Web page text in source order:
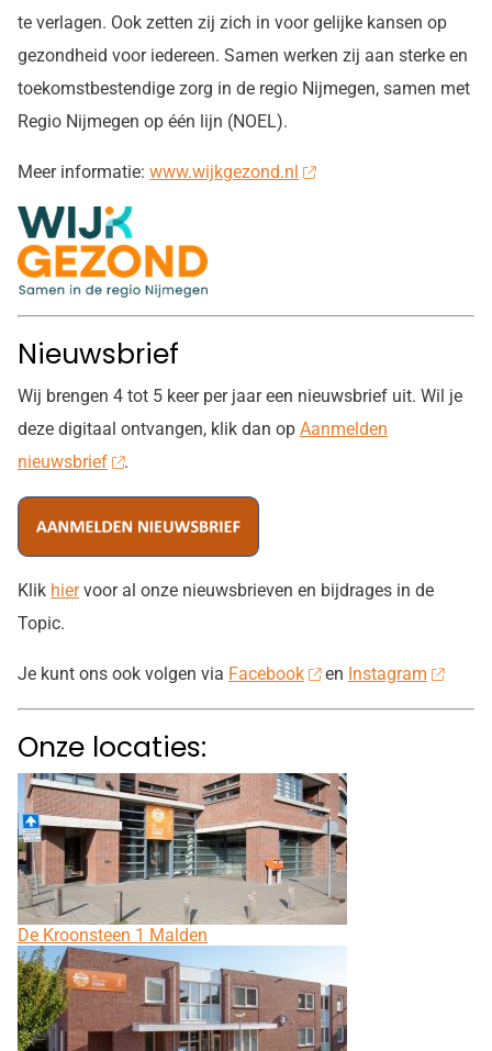
te verlagen. Ook zetten zij zich in voor gelijke kansen op
gezondheid voor iedereen. Samen werken zij aan sterke en
toekomstbestendige zorg in de regio Nijmegen, samen met
Regio Nijmegen op één lijn (NOEL).
Meer informatie: www.wijkgezond.nl
Nieuwsbrief
Wij brengen 4 tot 5 keer per jaar een nieuwsbrief uit. Wil je
deze digitaal ontvangen, klik dan op Aanmelden
nieuwsbrief
.
Klik hiervoor al onze nieuwsbrieven en bijdrages in de
Topic.
Je kunt ons ook volgen via Facebook en Instagram
Onze locaties:
De Kroonsteen 1 Malden